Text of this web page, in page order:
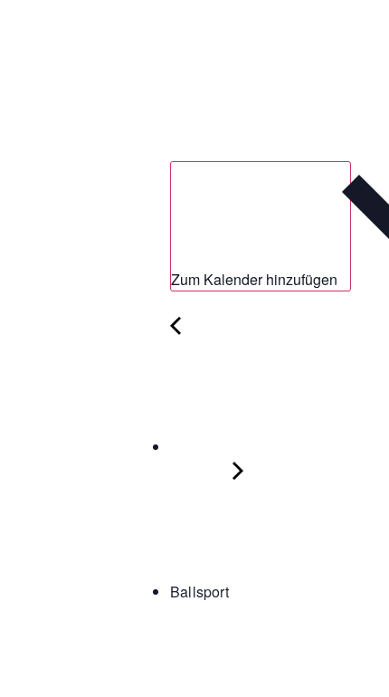
Zum Kalender hinzufügen
Ballsport